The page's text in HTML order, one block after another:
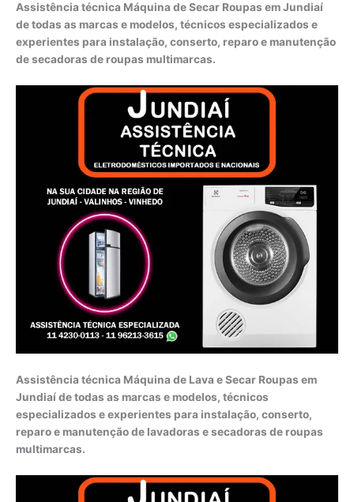
Assistência técnica Máquina de Secar Roupas em Jundiaí
de todas as marcas e modelos, técnicos especializados e
experientes para instalação, conserto, reparo e manutenção
de secadoras de roupas multimarcas.
Assistência técnica Máquina de Lava e Secar Roupas em
Jundiaí de todas as marcas e modelos, técnicos
especializados e experientes para instalação, conserto,
reparo e manutenção de lavadoras e secadoras de roupas
multimarcas.